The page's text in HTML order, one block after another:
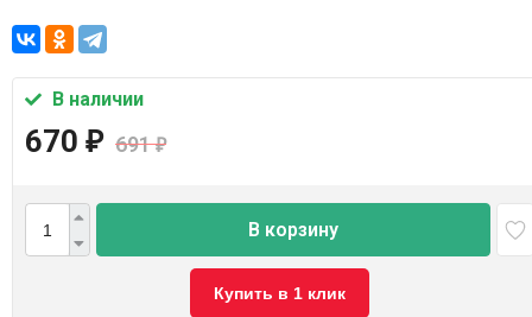
В наличии
670 ₽ 691₽
В корзину
Купить в 1 клик